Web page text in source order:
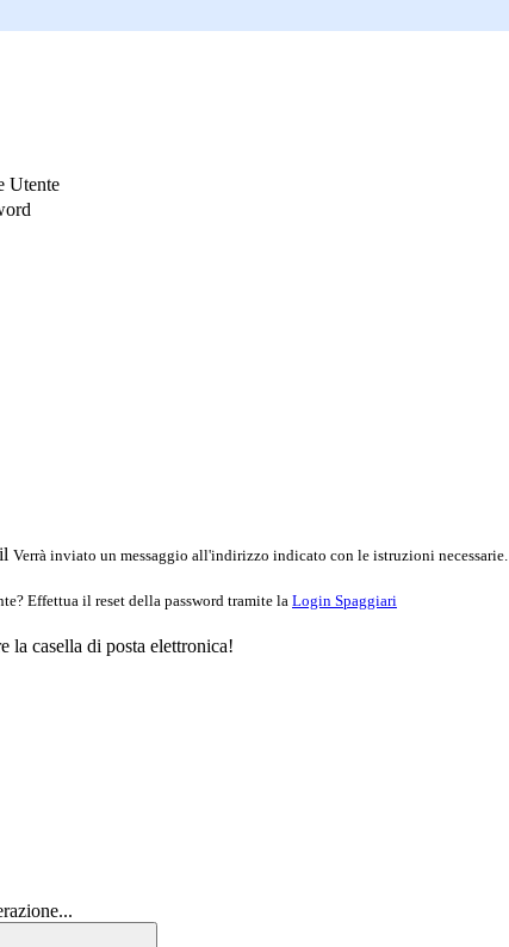
Utente
Verrà inviato un messaggio all'indirizzo indicato con le istruzioni necessarie.
Effettua il reset della password tramite la Login Spaggiari
la casella di posta elettronica!